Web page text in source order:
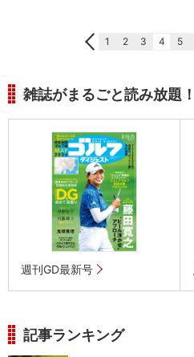
1 2 3 4 5
雑誌がまるごと読み放題！
週刊GD最新号
記事ランキング